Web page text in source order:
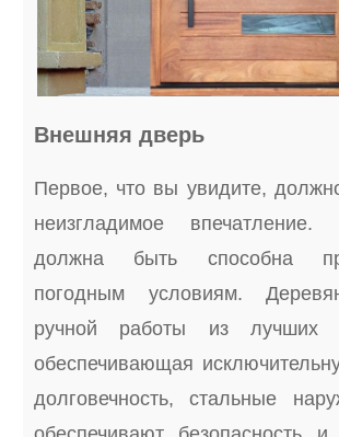
Внешняя дверь
Первое, что вы увидите,
неизгладимое
должна быть способна
погодным условиям.
ручной работы из лучших
обеспечивающая
долговечность, стальные